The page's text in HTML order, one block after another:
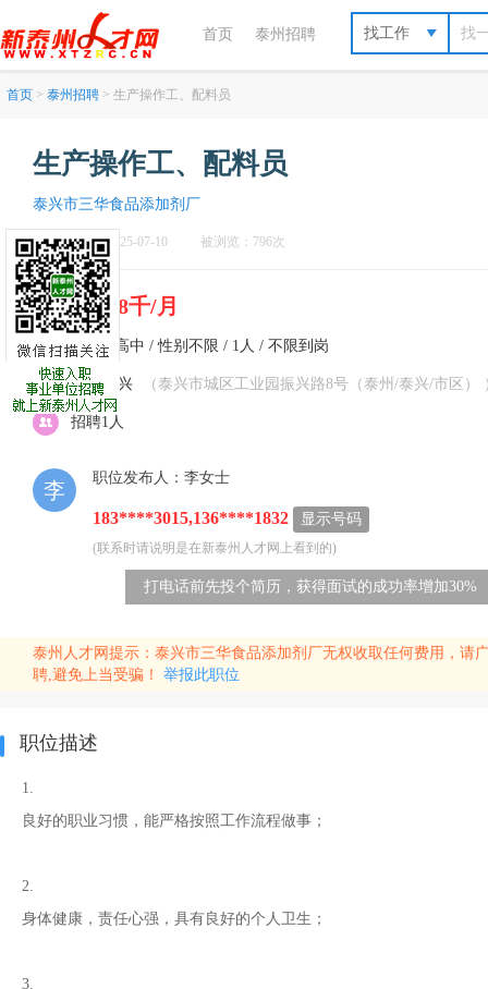
首页 泰州招聘 找工作
首页 > 泰州招聘 > 生产操作工、配料员
生产操作工、配料员
泰兴市三华食品添加剂厂
刷新于：2025-07-10 被浏览：796次
4千4-8千/月
不限 / 高中 / 性别不限 / 1人 / 不限到岗
泰州-泰兴 （泰兴市城区工业园振兴路8号（泰州/泰兴/市区）
招聘1人
李
职位发布人：李女士
183****3015,136****1832 显示号码
(联系时请说明是在新泰州人才网上看到的)
打电话前先投个简历，获得面试的成功率增加30%
泰州人才网提示：泰兴市三华食品添加剂厂无权收取任何费用，
聘,避免上当受骗！ 举报此职位
职位描述
1.
良好的职业习惯，能严格按照工作流程做事；
2.
身体健康，责任心强，具有良好的个人卫生；
3.